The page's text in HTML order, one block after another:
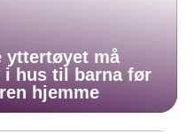
yttertøyet må
hus til barna før
hjemme